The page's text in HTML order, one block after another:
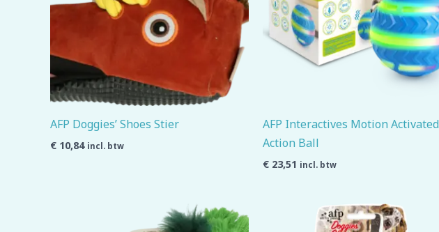
AFP Doggies’ Shoes Stier
€ 10,84 incl. btw
AFP Interactives Motion Activated
Action Ball
€ 23,51 incl. btw